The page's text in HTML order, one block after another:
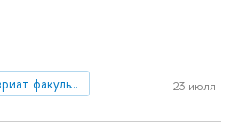
Поступление в бакалавриат факультета права
23 июля